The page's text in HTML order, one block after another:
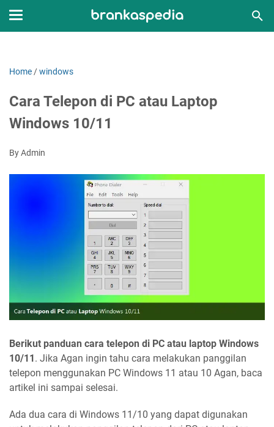
Home /windows
Cara Telepon di PC atau Laptop
Windows 10/11
By Admin
Berikut panduan cara telepon di PC atau laptop Windows
10/11. Jika Agan ingin tahu cara melakukan panggilan
telepon menggunakan PC Windows 11 atau 10 Agan, baca
artikel ini sampai selesai.
Ada dua cara di Windows 11/10 yang dapat digunakan